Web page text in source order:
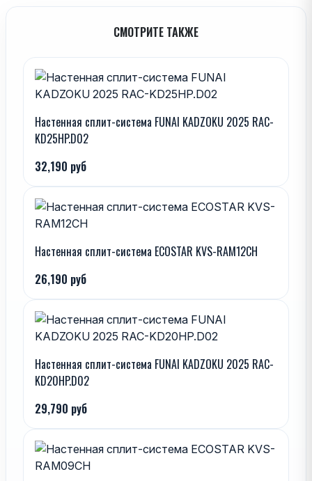
СМОТРИТЕ ТАКЖЕ
Настенная сплит-система FUNAI KADZOKU 2025 RAC-
KD25HP.D02
32,190 руб
Настенная сплит-система ECOSTAR KVS-RAM12CH
26,190 руб
Настенная сплит-система FUNAI KADZOKU 2025 RAC-
KD20HP.D02
29,790 руб